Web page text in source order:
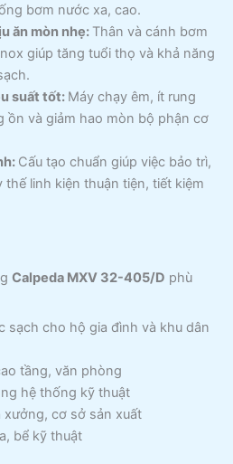
bơm nước xa, cao.
ăn mòn nhẹ: Thân và cánh bơm
giúp tăng tuổi thọ và khả năng
suất tốt: Máy chạy êm, ít rung
ồn và giảm hao mòn bộ phận cơ
Cấu tạo chuẩn giúp việc bảo trì,
linh kiện thuận tiện, tiết kiệm
Calpeda MXV 32-405/D phù
sạch cho hộ gia đình và khu dân
tầng, văn phòng
hệ thống kỹ thuật
cơ sở sản xuất
bể kỹ thuật